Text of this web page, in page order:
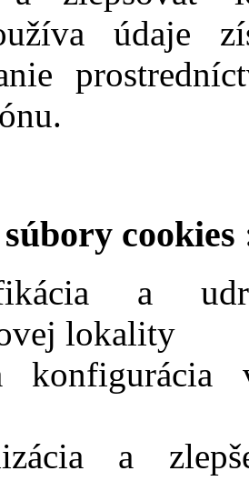
údaje
cookies
a
lokality
konfigurácia
a